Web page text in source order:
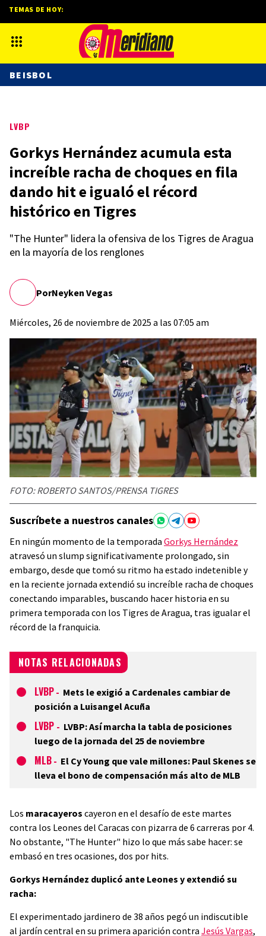
LVBP
Gorkys Hernández acumula esta
increíble racha de choques en fila
dando hit e igualó el récord
histórico en Tigres
"The Hunter" lidera la ofensiva de los Tigres de Aragua
en la mayoría de los renglones
PorNeyken Vegas
Miércoles, 26 de noviembre de 2025 a las 07:05 am
FOTO: ROBERTO SANTOS/PRENSA TIGRES
Suscríbete a nuestros canales
En ningún momento de la temporada Gorkys Hernández
atravesó un slump significativamente prolongado, sin
embargo, desde que tomó su ritmo ha estado indetenible y
en la reciente jornada extendió su increíble racha de choques
conectando imparables, buscando hacer historia en su
primera temporada con los Tigres de Aragua, tras igualar el
récord de la franquicia.
NOTAS RELACIONADAS
LVBP - Mets le exigió a Cardenales cambiar de
posición a Luisangel Acuña
LVBP - LVBP: Así marcha la tabla de posiciones
luego de la jornada del 25 de noviembre
MLB - El Cy Young que vale millones: Paul Skenes se
lleva el bono de compensación más alto de MLB
Los maracayeros cayeron en el desafío de este martes
contra los Leones del Caracas con pizarra de 6 carreras por 4.
No obstante, "The Hunter" hizo lo que más sabe hacer: se
embasó en tres ocasiones, dos por hits.
Gorkys Hernández duplicó ante Leones y extendió su
racha:
El experimentado jardinero de 38 años pegó un indiscutible
al jardín central en su primera aparición contra Jesús Vargas,
TEMAS DE HOY:
BEISBOL